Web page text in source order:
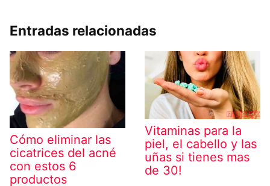
Entradas relacionadas
Cómo eliminar las
cicatrices del acné
con estos 6
productos
Vitaminas para la
piel, el cabello y las
uñas si tienes mas
de 30!